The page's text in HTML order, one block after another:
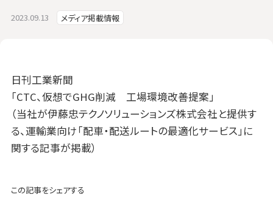
2023.09.13 メディア掲載情報
日刊工業新聞
「CTC、仮想でGHG削減 工場環境改善提案」
（当社が伊藤忠テクノソリューションズ株式会社と提供す
る、運輸業向け「配車・配送ルートの最適化サービス」に
関する記事が掲載）
この記事をシェアする